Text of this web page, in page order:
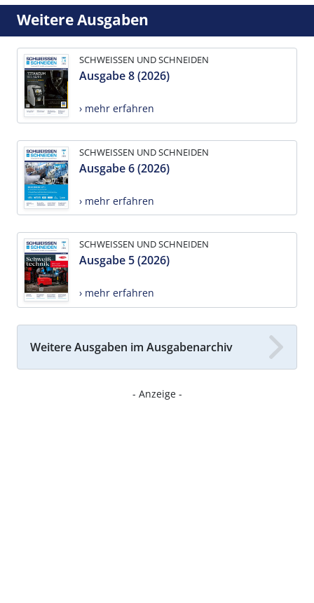
Weitere Ausgaben
SCHWEISSEN UND SCHNEIDEN
Ausgabe 8 (2026)
› mehr erfahren
SCHWEISSEN UND SCHNEIDEN
Ausgabe 6 (2026)
› mehr erfahren
SCHWEISSEN UND SCHNEIDEN
Ausgabe 5 (2026)
› mehr erfahren
Weitere Ausgaben im Ausgabenarchiv
- Anzeige -